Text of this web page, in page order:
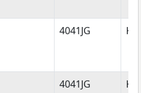
4041JG
4041JG